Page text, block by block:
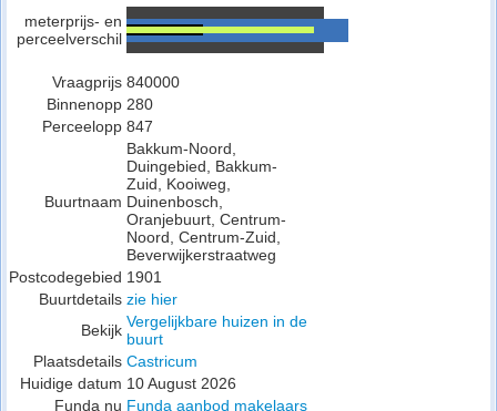
meterprijs- en
perceelverschil
Vraagprijs 840000
Binnenopp 280
Perceelopp 847
Buurtnaam
Bakkum-Noord,
Duingebied, Bakkum-
Zuid, Kooiweg,
Duinenbosch,
Oranjebuurt, Centrum-
Noord, Centrum-Zuid,
Beverwijkerstraatweg
Postcodegebied 1901
Buurtdetails zie hier
Bekijk Vergelijkbare huizen in de
buurt
Plaatsdetails Castricum
Huidige datum 10 August 2026
Funda nu Funda aanbod makelaars